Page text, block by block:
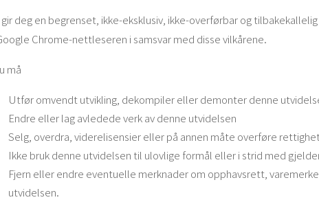
gir deg en begrenset, ikke-eksklusiv, ikke-overførbar og
Chrome-nettleseren i samsvar med disse vilkårene.
må
Utfør omvendt utvikling, dekompiler eller demonter denne
Endre eller lag avledede verk av denne utvidelsen
Selg, overdra, viderelisensier eller på annen måte overføre
Ikke bruk denne utvidelsen til ulovlige formål eller i strid med
Fjern eller endre eventuelle merknader om opphavsrett,
utvidelsen.